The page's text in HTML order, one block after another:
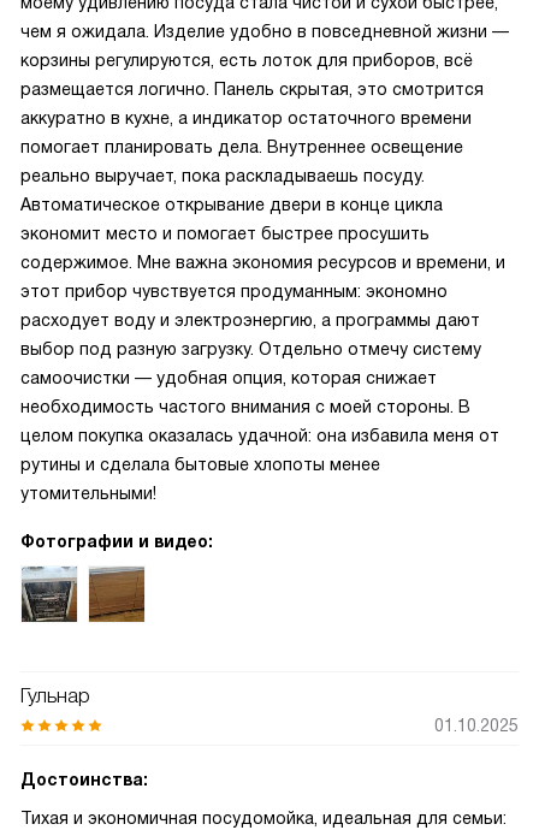
чем я ожидала. Изделие удобно в повседневной жизни —
корзины регулируются, есть лоток для приборов, всё
размещается логично. Панель скрытая, это смотрится
аккуратно в кухне, а индикатор остаточного времени
помогает планировать дела. Внутреннее освещение
реально выручает, пока раскладываешь посуду.
Автоматическое открывание двери в конце цикла
экономит место и помогает быстрее просушить
содержимое. Мне важна экономия ресурсов и времени, и
этот прибор чувствуется продуманным: экономно
расходует воду и электроэнергию, а программы дают
выбор под разную загрузку. Отдельно отмечу систему
самоочистки — удобная опция, которая снижает
необходимость частого внимания с моей стороны. В
целом покупка оказалась удачной: она избавила меня от
рутины и сделала бытовые хлопоты менее
утомительными!
Фотографии и видео:
Гульнар
01.10.2025
Достоинства:
Тихая и экономичная посудомойка, идеальная для семьи: